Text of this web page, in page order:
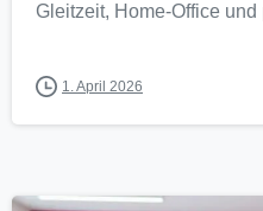
Gleitzeit, Home-Office
1. April 2026